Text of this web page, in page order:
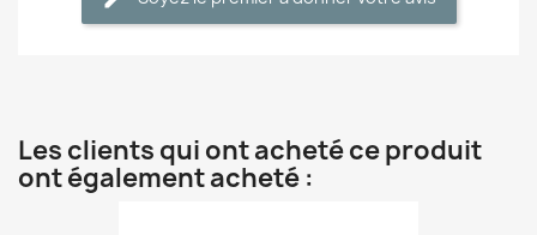
Les clients qui ont acheté ce produit
ont également acheté :